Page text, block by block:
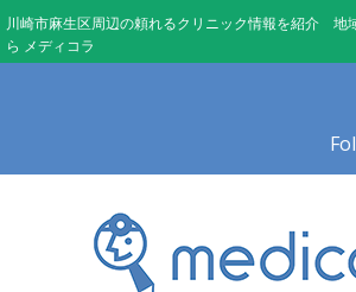
川崎市麻生区周辺の頼れるクリニック情報を紹介 地
ら メディコラ